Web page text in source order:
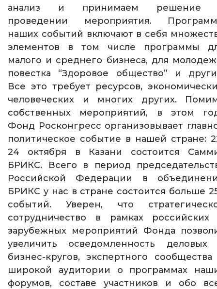
анализ и принимаем решение
проведении мероприятия.
наших событий включают в себя
элементов в том числе программы
малого и среднего бизнеса, для
повестка “Здоровое общество” и
Все это требует ресурсов,
человеческих и многих других.
собственных мероприятий, в этом
Фонд Росконгресс организовывает
политическое событие в нашей стране:
24 октября в Казани состоится
БРИКС. Всего в период
Российской Федерации в
БРИКС у нас в стране состоится больше
событий. Уверен, что
сотрудничество в рамках
зарубежных мероприятий Фонда
увеличить осведомленность деловых
бизнес-кругов, экспертного
широкой аудитории о программах
форумов, составе участников и обо